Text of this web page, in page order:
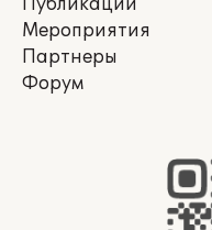
Публикации
Мероприятия
Партнеры
Форум